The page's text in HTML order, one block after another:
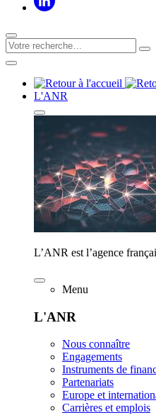
L'ANR
L’ANR est l’agence
Menu
L'ANR
Nous connaître
Engagements
Instruments de
Partenariats
Europe et
Carrières et emplois